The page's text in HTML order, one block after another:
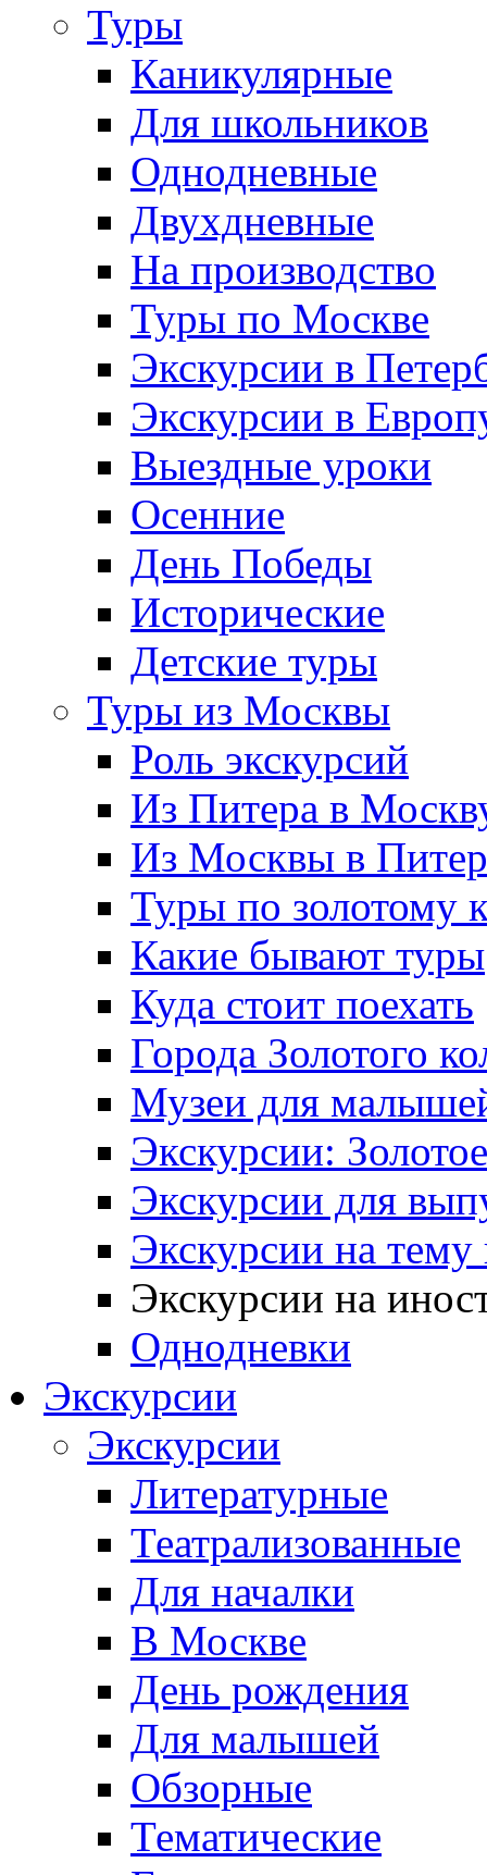
Туры
Каникулярные
Для школьников
Однодневные
Двухдневные
На производство
Туры по Москве
Экскурсии в
Экскурсии в
Выездные уроки
Осенние
День Победы
Исторические
Детские туры
Туры из Москвы
Роль экскурсий
Из Питера в
Из Москвы в Питер
Туры по золотому
Какие бывают туры
Куда стоит поехать
Города Золотого
Музеи для
Экскурсии:
Экскурсии для
Экскурсии на тему
Экскурсии на
Однодневки
Экскурсии
Экскурсии
Литературные
Театрализованные
Для началки
В Москве
День рождения
Для малышей
Обзорные
Тематические